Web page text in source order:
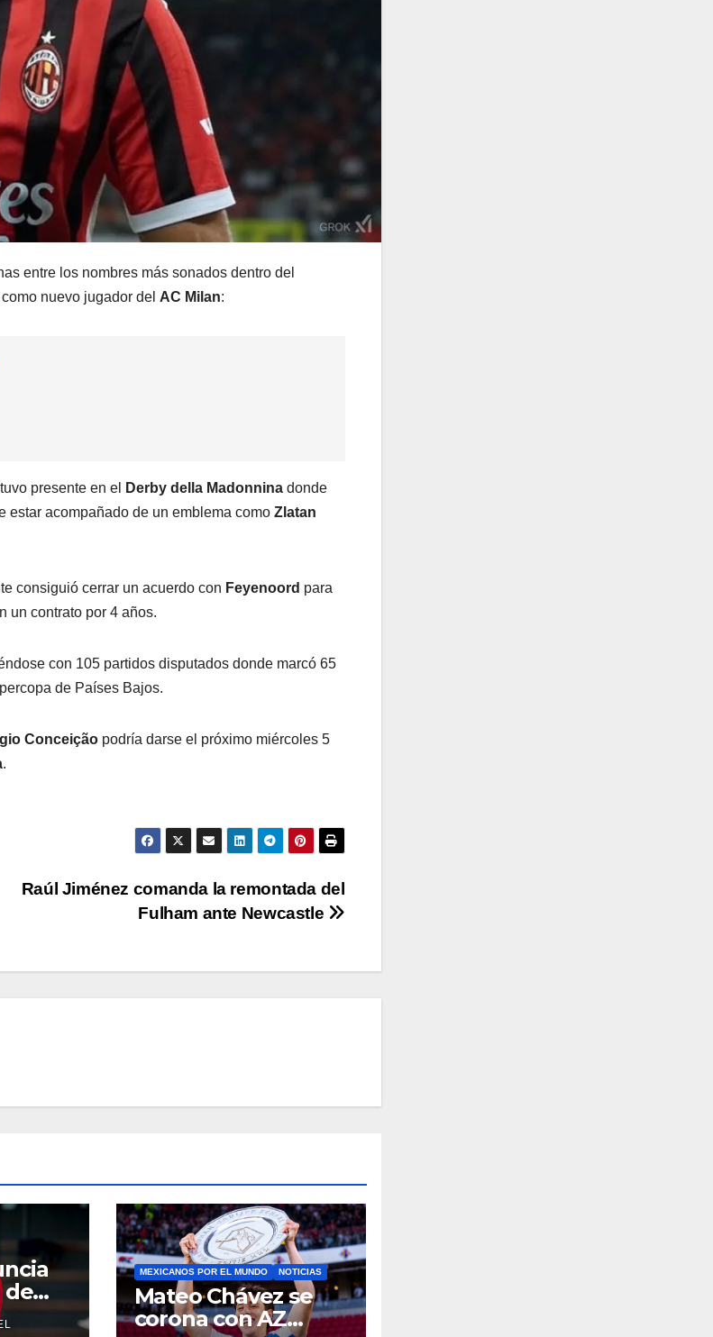
entre los nombres más sonados dentro del
nuevo jugador del AC Milan:
presente en el Derby della Madonnina donde
estar acompañado de un emblema como Zlatan
consiguió cerrar un acuerdo con Feyenoord para
un contrato por 4 años.
con 105 partidos disputados donde marcó 65
de Países Bajos.
Conceição podría darse el próximo miércoles 5
.
Raúl Jiménez comanda la remontada del
Fulham ante Newcastle
de
MEXICANOS POR EL MUNDO NOTICIAS
Mateo Chávez se
corona con AZ